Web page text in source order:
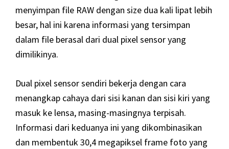
menyimpan file RAW dengan size dua kali lipat lebih
besar, hal ini karena informasi yang tersimpan
dalam file berasal dari dual pixel sensor yang
dimilikinya.
Dual pixel sensor sendiri bekerja dengan cara
menangkap cahaya dari sisi kanan dan sisi kiri yang
masuk ke lensa, masing-masingnya terpisah.
Informasi dari keduanya ini yang dikombinasikan
dan membentuk 30,4 megapiksel frame foto yang